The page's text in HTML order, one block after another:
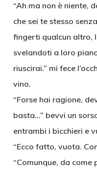
“Ah ma non è niente,
che sei te stesso
fingerti qualcun altro,
svelandoti a loro
riuscirai.” mi fece
vino.
“Forse hai ragione,
basta…” bevvi un
entrambi i bicchieri e
“Ecco fatto, vuota.
“Comunque, da